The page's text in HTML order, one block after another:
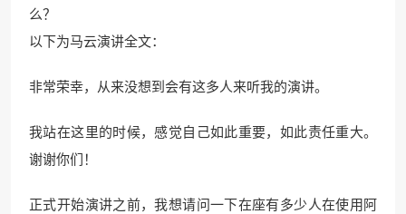
么？
以下为马云演讲全文：
非常荣幸，从来没想到会有这多人来听我的演讲。
我站在这里的时候，感觉自己如此重要，如此责任重大。
谢谢你们！
正式开始演讲之前，我想请问一下在座有多少人在使用阿